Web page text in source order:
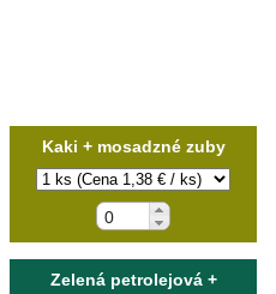
Kaki + mosadzné zuby
Zelená petrolejová +